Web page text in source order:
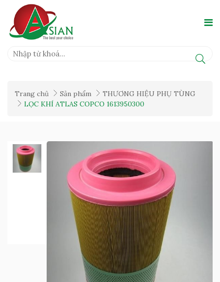
Trang chủ Sản phẩm
THƯƠNG HIỆU PHỤ TÙNG
LỌC KHÍ ATLAS COPCO 1613950300